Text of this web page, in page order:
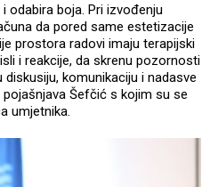
odabira boja. Pri izvođenju
da pored same estetizacije
prostora radovi imaju terapijski
i reakcije, da skrenu pozornosti
komunikaciju i nadasve
Šefčić s kojim su se
umjetnika.